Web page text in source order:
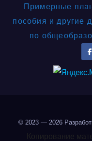
Примерные
пособия и другие
по
© 2023 — 2026
Копирование